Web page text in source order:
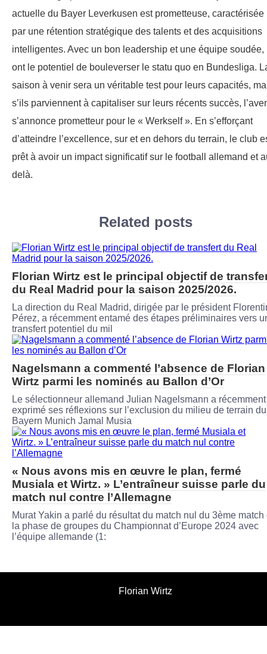
actuelle du Bayer Leverkusen est prometteuse, caractérisée
par une rétention stratégique des talents et des acquisitions
intelligentes. Avec un bon leadership et une équipe soudée,
ont le potentiel de bouleverser le statu quo en Bundesliga.
saison à venir sera un véritable test pour leurs capacités,
s’ils parviennent à capitaliser sur leurs récents succès,
s’annonce prometteur pour le « Werkself ». En s’efforçant
d’atteindre l’excellence, sur et en dehors du terrain, le club
prêt à avoir un impact significatif sur le football allemand et
delà.
Related posts
Florian Wirtz est le principal objectif de
du Real Madrid pour la saison 2025/2026.
La direction du Real Madrid, dirigée par le président
Pérez, a récemment entamé des étapes préliminaires vers
transfert potentiel du mil
Nagelsmann a commenté l’absence de Florian
Wirtz parmi les nominés au Ballon d’Or
Le sélectionneur allemand Julian Nagelsmann a récemment
exprimé ses réflexions sur l’exclusion du milieu de terrain du
Bayern Munich Jamal Musia
« Nous avons mis en œuvre le plan, fermé
Musiala et Wirtz. » L’entraîneur suisse parle du
match nul contre l’Allemagne
Murat Yakin a parlé du résultat du match nul du 3ème match
la phase de groupes du Championnat d’Europe 2024 avec
l’équipe allemande (1:
Florian Wirtz